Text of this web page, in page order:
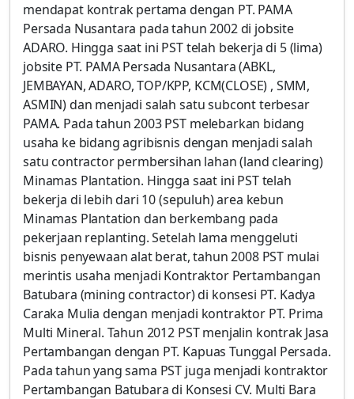
mendapat kontrak pertama dengan PT. PAMA
Persada Nusantara pada tahun 2002 di jobsite
ADARO. Hingga saat ini PST telah bekerja di 5 (lima)
jobsite PT. PAMA Persada Nusantara (ABKL,
JEMBAYAN, ADARO, TOP/KPP, KCM(CLOSE) , SMM,
ASMIN) dan menjadi salah satu subcont terbesar
PAMA. Pada tahun 2003 PST melebarkan bidang
usaha ke bidang agribisnis dengan menjadi salah
satu contractor permbersihan lahan (land clearing)
Minamas Plantation. Hingga saat ini PST telah
bekerja di lebih dari 10 (sepuluh) area kebun
Minamas Plantation dan berkembang pada
pekerjaan replanting. Setelah lama menggeluti
bisnis penyewaan alat berat, tahun 2008 PST mulai
merintis usaha menjadi Kontraktor Pertambangan
Batubara (mining contractor) di konsesi PT. Kadya
Caraka Mulia dengan menjadi kontraktor PT. Prima
Multi Mineral. Tahun 2012 PST menjalin kontrak Jasa
Pertambangan dengan PT. Kapuas Tunggal Persada.
Pada tahun yang sama PST juga menjadi kontraktor
Pertambangan Batubara di Konsesi CV. Multi Bara